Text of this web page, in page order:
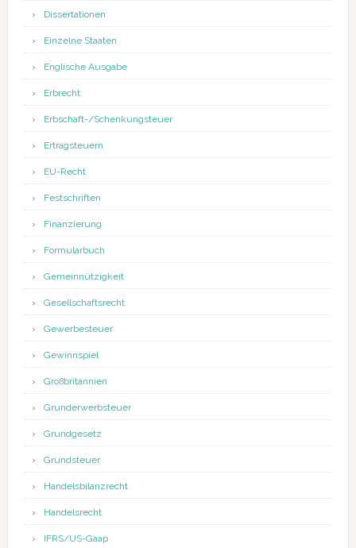
Dissertationen
Einzelne Staaten
Englische Ausgabe
Erbrecht
Erbschaft-/Schenkungsteuer
Ertragsteuern
EU-Recht
Festschriften
Finanzierung
Formularbuch
Gemeinnützigkeit
Gesellschaftsrecht
Gewerbesteuer
Gewinnspiel
Großbritannien
Grunderwerbsteuer
Grundgesetz
Grundsteuer
Handelsbilanzrecht
Handelsrecht
IFRS/US-Gaap